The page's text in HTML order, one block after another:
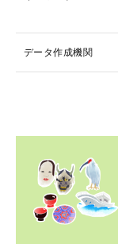
データ作成機関